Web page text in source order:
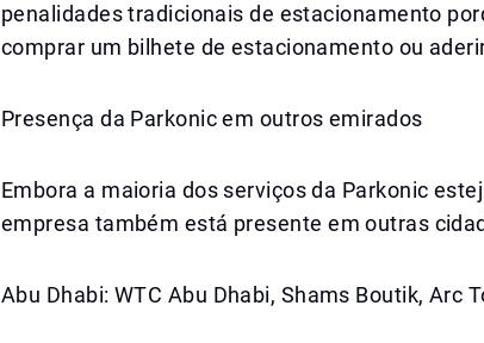
penalidades tradicionais de estacionamento
comprar um bilhete de estacionamento ou
Presença da Parkonic em outros emirados
Embora a maioria dos serviços da Parkonic
empresa também está presente em outras
Abu Dhabi: WTC Abu Dhabi, Shams Boutik, Arc